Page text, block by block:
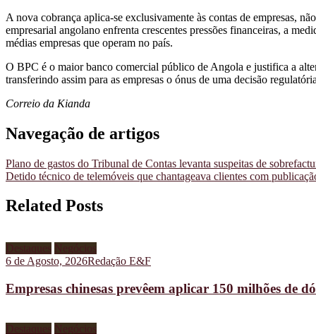
A nova cobrança aplica-se exclusivamente às contas de empresas,
empresarial angolano enfrenta crescentes pressões financeiras, a
médias empresas que operam no país.
O BPC é o maior banco comercial público de Angola e justifica a
transferindo assim para as empresas o ónus de uma decisão
Correio da Kianda
Navegação de artigos
Plano de gastos do Tribunal de Contas levanta suspeitas de
Detido técnico de telemóveis que chantageava clientes com
Related Posts
Destaques Negócios
6 de Agosto, 2026Redação E&F
Empresas chinesas prevêem aplicar 150 milhões de
Destaques Negócios